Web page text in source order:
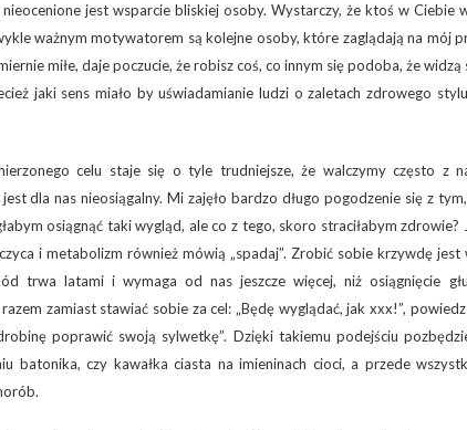
jest wsparcie bliskiej osoby. Wystarczy, że ktoś w Ciebie
ważnym motywatorem są kolejne osoby, które zaglądają na mój
miłe, daje poczucie, że robisz coś, co innym się podoba, że widzą
jaki sens miało by uświadamianie ludzi o zaletach zdrowego
celu staje się o tyle trudniejsze, że walczymy często z
dla nas nieosiągalny. Mi zajęło bardzo długo pogodzenie się z
osiągnąć taki wygląd, ale co z tego, skoro straciłabym zdrowie?
i metabolizm również mówią „spadaj”. Zrobić sobie krzywdę jest
trwa latami i wymaga od nas jeszcze więcej, niż osiągnięcie
zamiast stawiać sobie za cel: „Będę wyglądać, jak xxx!”,
poprawić swoją sylwetkę”. Dzięki takiemu podejściu
batonika, czy kawałka ciasta na imieninach cioci, a przede